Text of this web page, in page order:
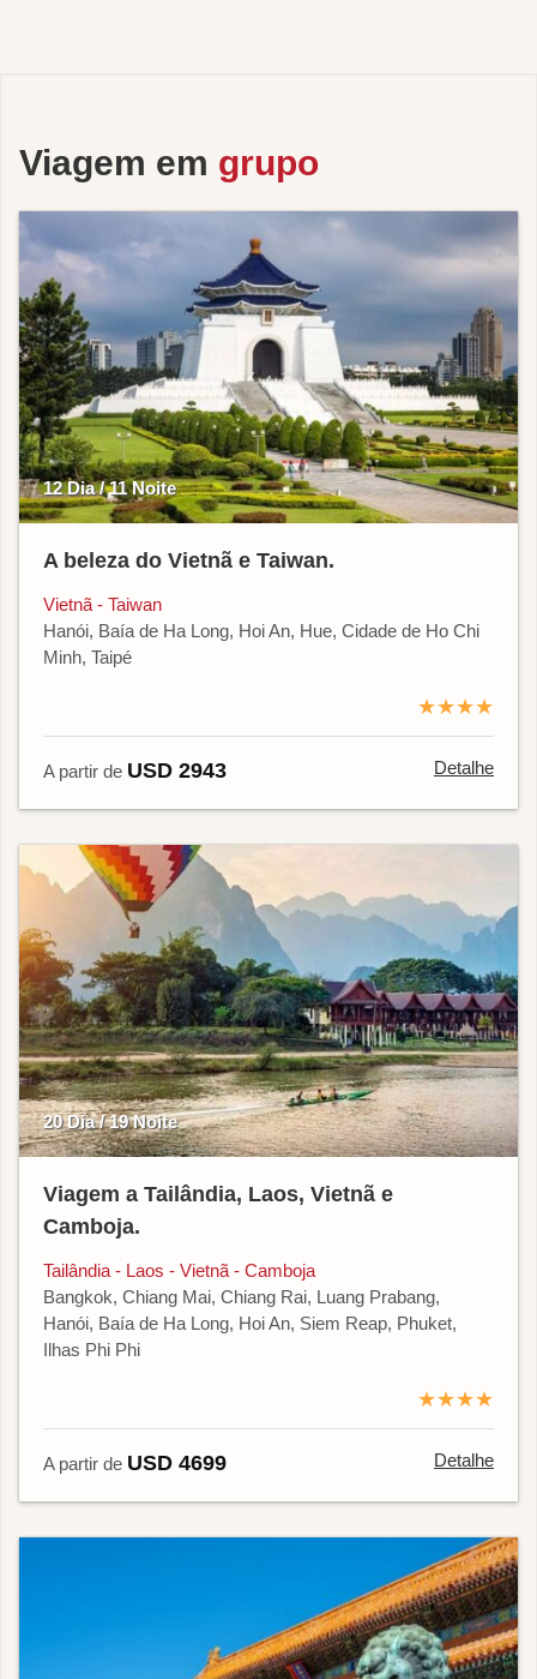
Viagem em grupo
12 Dia / 11 Noite
A beleza do Vietnã e Taiwan.
Vietnã - Taiwan
Hanói, Baía de Ha Long, Hoi An, Hue, Cidade de Ho Chi
Minh, Taipé
★★★★
A partir de USD 2943 Detalhe
20 Dia / 19 Noite
Viagem a Tailândia, Laos, Vietnã e
Camboja.
Tailândia - Laos - Vietnã - Camboja
Bangkok, Chiang Mai, Chiang Rai, Luang Prabang,
Hanói, Baía de Ha Long, Hoi An, Siem Reap, Phuket,
Ilhas Phi Phi
★★★★
A partir de USD 4699 Detalhe